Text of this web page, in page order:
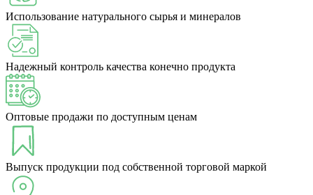
Использование натурального сырья и минералов
Надежный контроль качества конечно продукта
Оптовые продажи по доступным ценам
Выпуск продукции под собственной торговой маркой